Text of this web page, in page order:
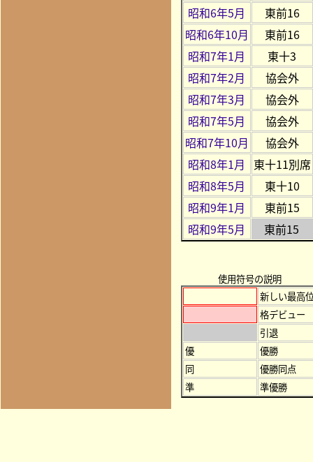
昭和6年5月
東前16
昭和6年10月
東前16
昭和7年1月
東十3
昭和7年2月
協会外
昭和7年3月
協会外
昭和7年5月
協会外
昭和7年10月
協会外
昭和8年1月
東十11別席
昭和8年5月
東十10
昭和9年1月
東前15
昭和9年5月
東前15
使用符号の説明
新しい最高
格デビュー
引退
優
優勝
同
優勝同点
準
準優勝